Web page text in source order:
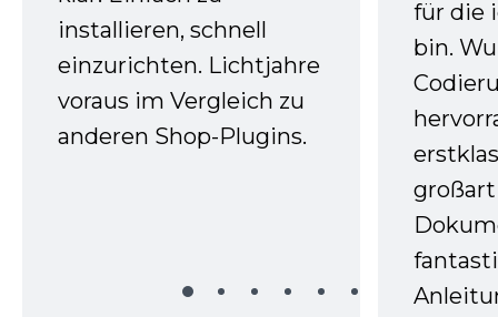
installieren, schnell
einzurichten. Lichtjahre
voraus im Vergleich zu
anderen Shop-Plugins.
für die
bin.